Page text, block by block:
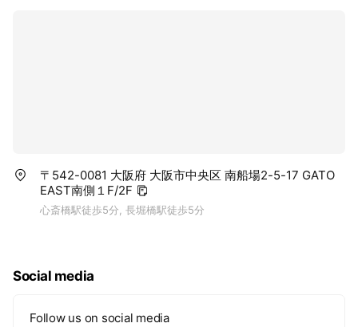
〒542-0081 大阪府 大阪市中央区 南船場2-5-17 GATO
EAST南側１F/2F
心斎橋駅徒歩5分, 長堀橋駅徒歩5分
Social media
Follow us on social media